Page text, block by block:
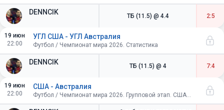
DENNCIK ТБ (11.5) @ 4.4 2:5
19 июн
22:00
DENNCIK
УГЛ США - УГЛ Австралия
Футбол / Чемпионат мира 2026. Статистика
ТБ (11.5) @ 4 7:4
19 июн
22:00
США - Австралия
Футбол / Чемпионат мира 2026. Групповой этап. США-Канада-Мексика